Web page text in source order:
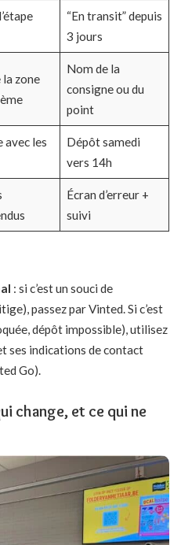
“En transit” depuis
3 jours
la zone
Nom de la
consigne ou du
point
avec les
Dépôt samedi
vers 14h
Écran d’erreur +
suivi
: si c’est un souci de
passez par Vinted. Si c’est
dépôt impossible), utilisez
ses indications de contact
Go).
change, et ce qui ne